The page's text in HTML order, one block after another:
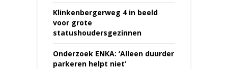
Klinkenbergerweg 4 in beeld
voor grote
statushoudersgezinnen
Onderzoek ENKA: ‘Alleen duurder
parkeren helpt niet’